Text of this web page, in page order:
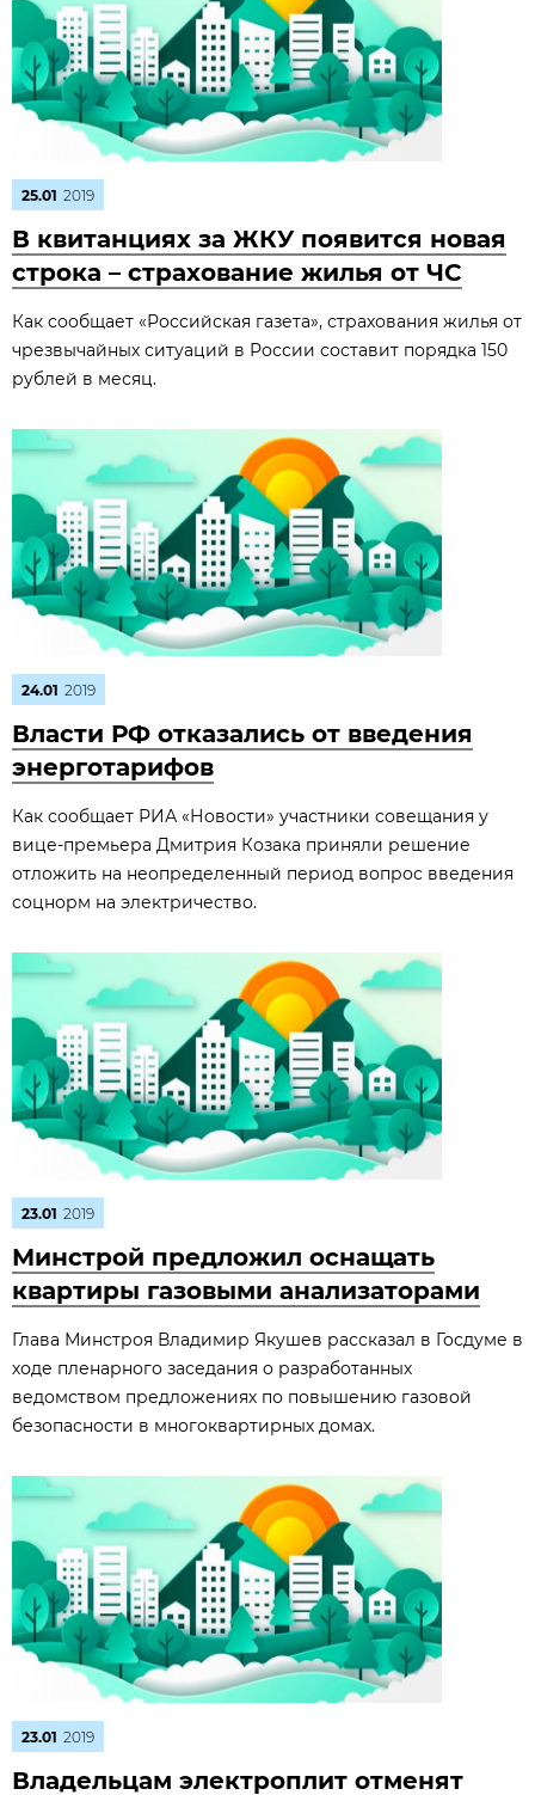
25.01 2019
В квитанциях за ЖКУ появится новая
строка – страхование жилья от ЧС
Как сообщает «Российская газета», страхования жилья от
чрезвычайных ситуаций в России составит порядка 150
рублей в месяц.
24.01 2019
Власти РФ отказались от введения
энерготарифов
Как сообщает РИА «Новости» участники совещания у
вице-премьера Дмитрия Козака приняли решение
отложить на неопределенный период вопрос введения
соцнорм на электричество.
23.01 2019
Минстрой предложил оснащать
квартиры газовыми анализаторами
Глава Минстроя Владимир Якушев рассказал в Госдуме в
ходе пленарного заседания о разработанных
ведомством предложениях по повышению газовой
безопасности в многоквартирных домах.
23.01 2019
Владельцам электроплит отменят